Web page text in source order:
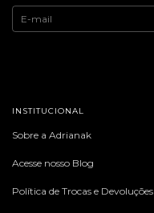
INSTITUCIONAL
Sobre a Adrianak
Acesse nosso Blog
Política de Trocas e Devoluções